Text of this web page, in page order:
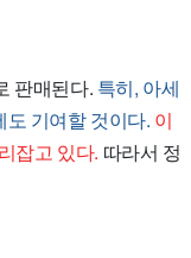
판매된다. 특히, 아세
기여할 것이다. 이
잡고 있다. 따라서 정